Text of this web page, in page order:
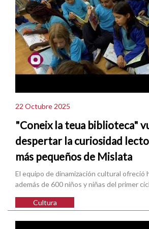
22 Octubre 2025
"Coneix la teua biblioteca"
despertar la curiosidad
más pequeños de Mislata
El equipo de dinamización cultural ofreció
además de 600 niños y niñas del primer
Cultura